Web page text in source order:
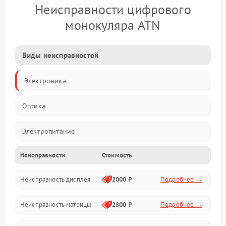
Неисправности цифрового
монокуляра ATN
Виды неисправностей
Электроника
Оптика
Электропитание
Видео
ПО
Управление
Неисправности Стоимость
Неисправность дисплея 2000 ₽ Подробнее →
Неисправность матрицы 2800 ₽ Подробнее →